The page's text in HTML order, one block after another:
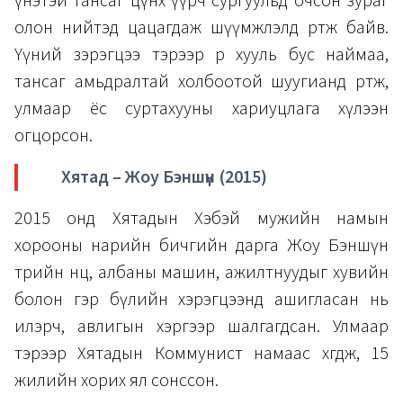
олон нийтэд цацагдаж шүүмжлэлд өртөж байв.
Үүний зэрэгцээ тэрээр өөрөө хууль бус наймаа,
тансаг амьдралтай холбоотой шуугианд өртөж,
улмаар ёс суртахууны хариуцлага хүлээн
огцорсон.
Хятад – Жоу Бэншүн (2015)
2015 онд Хятадын Хэбэй мужийн намын
хорооны нарийн бичгийн дарга Жоу Бэншүн
төрийн нөөц, албаны машин, ажилтнуудыг хувийн
болон гэр бүлийн хэрэгцээнд ашигласан нь
илэрч, авлигын хэргээр шалгагдсан. Улмаар
тэрээр Хятадын Коммунист намаас хөөгдөж, 15
жилийн хорих ял сонссон.